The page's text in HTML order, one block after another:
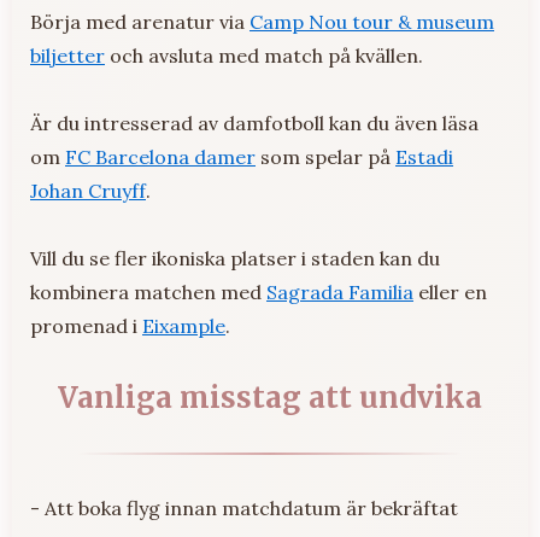
Börja med arenatur via Camp Nou tour & museum
biljetter och avsluta med match på kvällen.
Är du intresserad av damfotboll kan du även läsa
om FC Barcelona damer som spelar på Estadi
Johan Cruyff.
Vill du se fler ikoniska platser i staden kan du
kombinera matchen med Sagrada Familia eller en
promenad i Eixample.
Vanliga misstag att undvika
- Att boka flyg innan matchdatum är bekräftat